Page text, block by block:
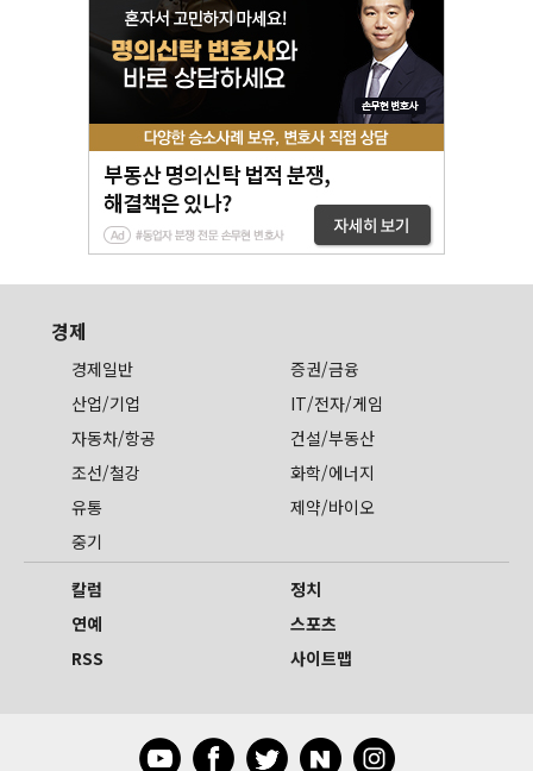
경제
경제일반
증권/금융
산업/기업
IT/전자/게임
자동차/항공
건설/부동산
조선/철강
화학/에너지
유통
제약/바이오
중기
칼럼
정치
연예
스포츠
RSS
사이트맵